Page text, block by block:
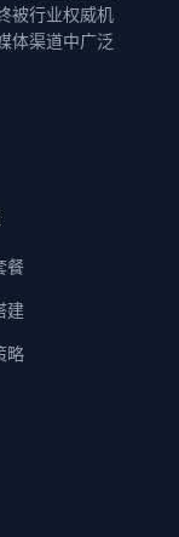
被行业权威机
体渠道中广泛
餐
建
略